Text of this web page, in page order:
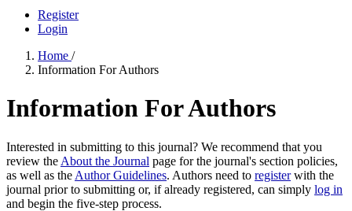
Register
Login
Home /
Information For Authors
Information For Authors
Interested in submitting to this journal? We recommend that you
review the About the Journal page for the journal's section policies,
as well as the Author Guidelines. Authors need to registerwith the
journal prior to submitting or, if already registered, can simply log in
and begin the five-step process.